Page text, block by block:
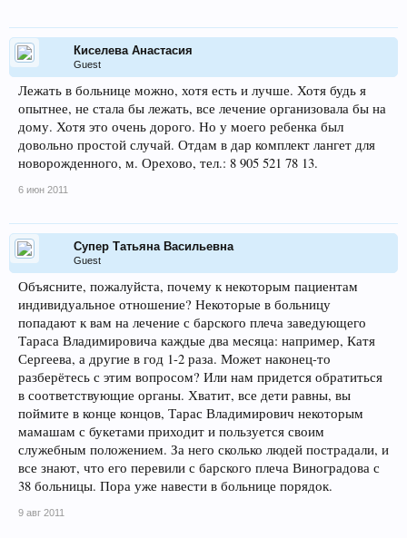
Киселева Анастасия
Guest
Лежать в больнице можно, хотя есть и лучше. Хотя будь я
опытнее, не стала бы лежать, все лечение организовала бы на
дому. Хотя это очень дорого. Но у моего ребенка был
довольно простой случай. Отдам в дар комплект лангет для
новорожденного, м. Орехово, тел.: 8 905 521 78 13.
6 июн 2011
Супер Татьяна Васильевна
Guest
Объясните, пожалуйста, почему к некоторым пациентам
индивидуальное отношение? Некоторые в больницу
попадают к вам на лечение с барского плеча заведующего
Тараса Владимировича каждые два месяца: например, Катя
Сергеева, а другие в год 1-2 раза. Может наконец-то
разберётесь с этим вопросом? Или нам придется обратиться
в соответствующие органы. Хватит, все дети равны, вы
поймите в конце концов, Тарас Владимирович некоторым
мамашам с букетами приходит и пользуется своим
служебным положением. За него сколько людей пострадали, и
все знают, что его перевили с барского плеча Виноградова с
38 больницы. Пора уже навести в больнице порядок.
9 авг 2011